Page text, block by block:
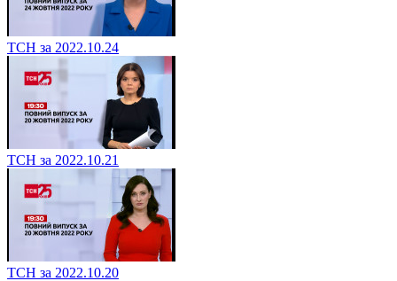
ТСН за 2022.10.24
ТСН за 2022.10.21
ТСН за 2022.10.20